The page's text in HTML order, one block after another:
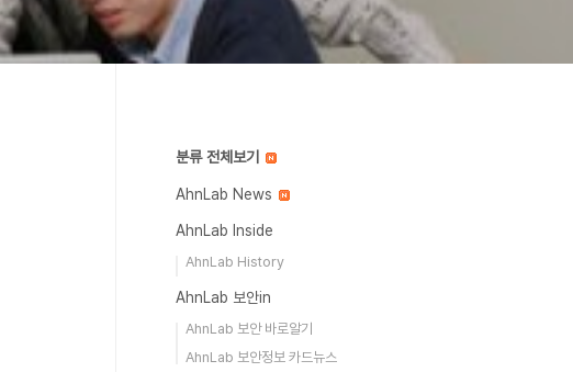
분류 전체보기
AhnLab News
AhnLab Inside
AhnLab History
AhnLab 보안in
AhnLab 보안 바로알기
AhnLab 보안정보 카드뉴스